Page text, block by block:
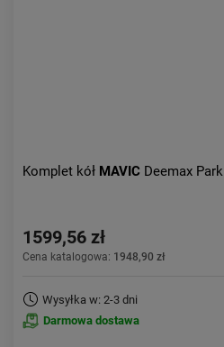
Komplet kół MAVIC Deemax Park
1599,56 zł
Cena katalogowa: 1948,90 zł
Wysyłka w: 2-3 dni
Darmowa dostawa